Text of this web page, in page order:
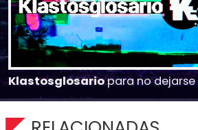
Klastosglosariopara no dejarse